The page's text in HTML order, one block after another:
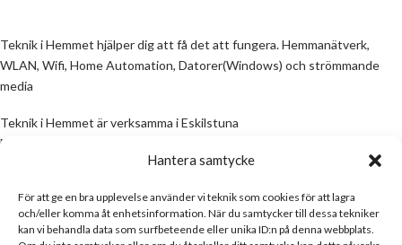
Hantera samtycke
För att ge en bra upplevelse använder vi teknik som cookies för att lagra
och/eller komma åt enhetsinformation. När du samtycker till dessa tekniker
kan vi behandla data som surfbeteende eller unika ID:n på denna webbplats.
Teknik i Hemmet hjälper dig att få det att fungera. Hemmanätverk,
WLAN, Wifi, Home Automation, Datorer(Windows) och strömmande
media
Teknik i Hemmet är verksamma i Eskilstuna
Email:
All information på denna sida skall ses som en guide, inte en manual. Om
information på sidan inte stämmer och/eller är felaktig, skicka gärna ett